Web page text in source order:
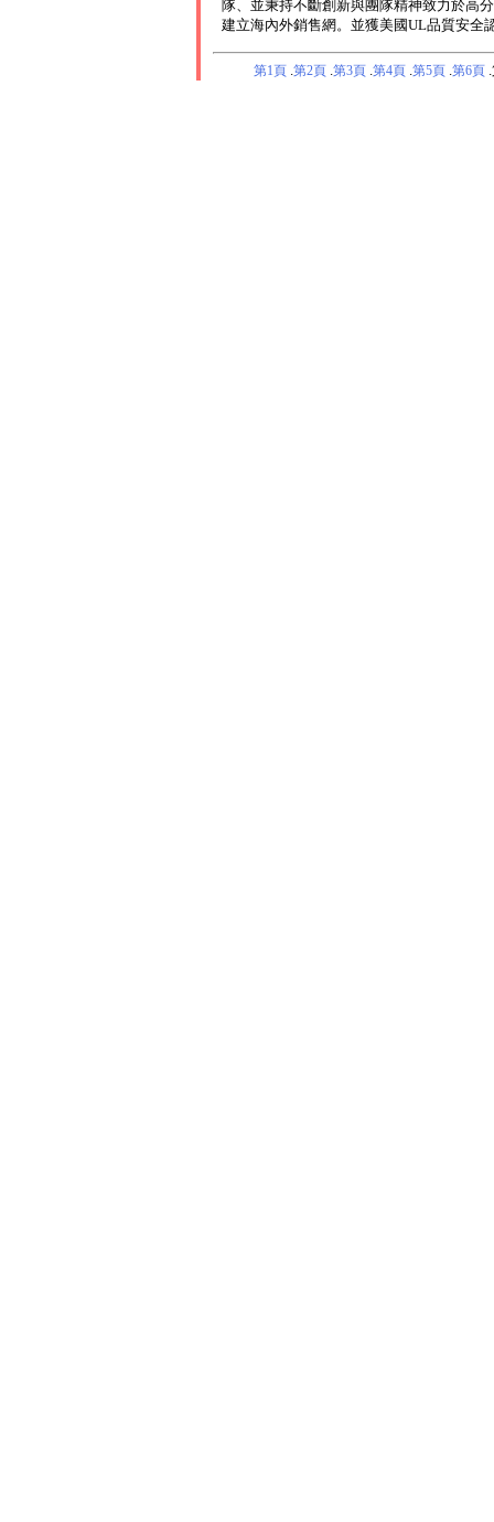
隊、並秉持不斷創新與團隊精神致力於高
建立海內外銷售網。並獲美國UL品質安全
第1頁.第2頁.第3頁.第4頁.第5頁.第6頁.